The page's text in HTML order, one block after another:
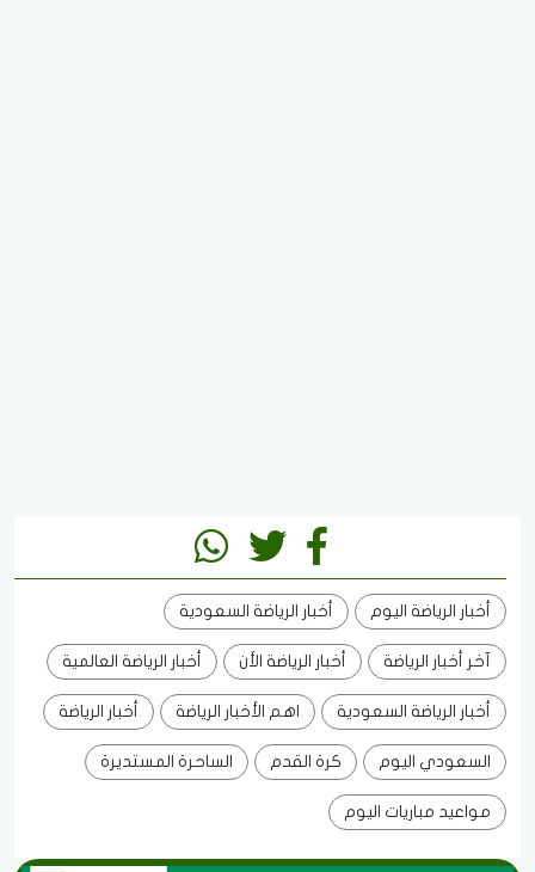
أخبار الرياضة اليوم أخبار الرياضة السعودية
آخر أخبار الرياضة أخبار الرياضة الأن أخبار الرياضة العالمية
أخبار الرياضة السعودية اهم الأخبار الرياضة أخبار الرياضة
السعودي اليوم كرة القدم الساحرة المستديرة
مواعيد مباريات اليوم